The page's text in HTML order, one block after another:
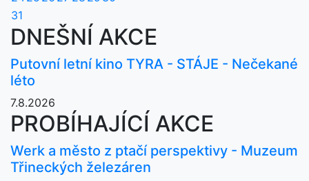
31
DNEŠNÍ AKCE
Putovní letní kino TYRA - STÁJE - Nečekané
léto
7.8.2026
PROBÍHAJÍCÍ AKCE
Werk a město z ptačí perspektivy - Muzeum
Třineckých železáren